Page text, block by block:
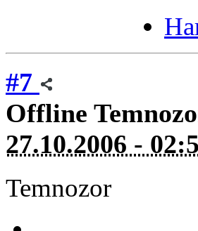
#7
Offline
27.10.2006 -
Temnozor